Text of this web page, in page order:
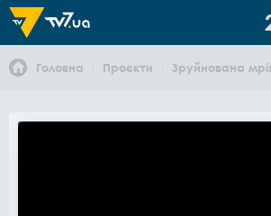
Головна Проєкти Зруйнована